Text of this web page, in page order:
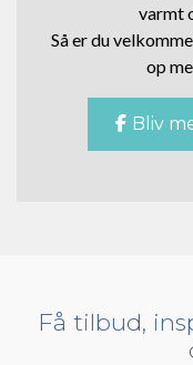
varmt
Så er du
op
Bliv
Få tilbud,